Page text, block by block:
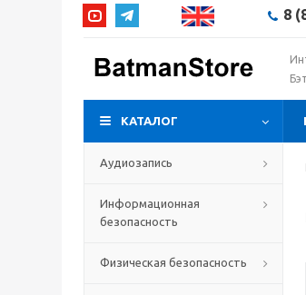
8
КАТАЛОГ
Аудиозапись
Информационная
безопасность
Физическая безопасность